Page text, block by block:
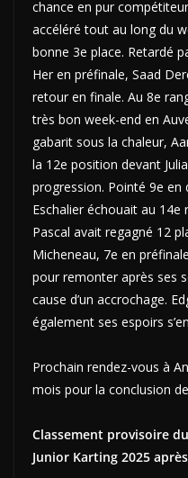
chance en pur
accéléré tout au long du
bonne 3e place. Retardé
Her en préfinale, Saad
retour en finale. Au 8e
très bon week-end en
gabarit sous la chaleur,
la 12e position devant
progression. Pointé 9e
Eschalier échouait au 14e
Pascal avait regagné 12
Micheneau, 7e en
pour remonter après ses
cause d’un accrochage.
également ses espoirs
Prochain rendez-vous à
mois pour la conclusion
Classement provisoire
Junior Karting 2025